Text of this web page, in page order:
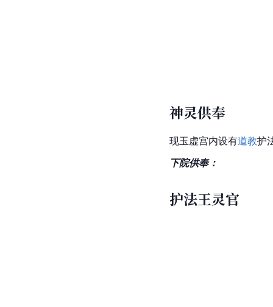
神灵供奉
现玉虚宫内设有道教护
下院供奉：
护法王灵官